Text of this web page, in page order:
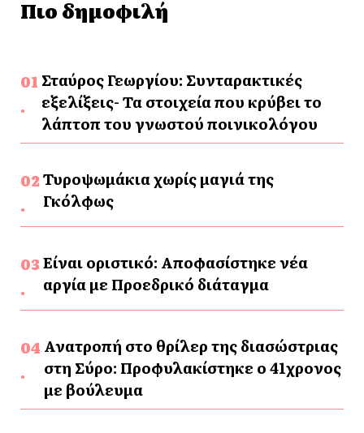
Πιο δημοφιλή
Σταύρος Γεωργίου: Συνταρακτικές
εξελίξεις- Τα στοιχεία που κρύβει το
λάπτοπ του γνωστού ποινικολόγου
Τυροψωμάκια χωρίς μαγιά της
Γκόλφως
Είναι οριστικό: Αποφασίστηκε νέα
αργία με Προεδρικό διάταγμα
Ανατροπή στο θρίλερ της διασώστριας
στη Σύρο: Προφυλακίστηκε ο 41χρονος
με βούλευμα